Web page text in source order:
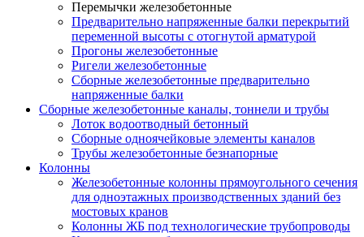
Перемычки железобетонные
Предварительно напряженные балки перекрытий
переменной высоты с отогнутой арматурой
Прогоны железобетонные
Ригели железобетонные
Сборные железобетонные предварительно
напряженные балки
Сборные железобетонные каналы, тоннели и трубы
Лоток водоотводный бетонный
Сборные одноячейковые элементы каналов
Трубы железобетонные безнапорные
Колонны
Железобетонные колонны прямоугольного сечения
для одноэтажных производственных зданий без
мостовых кранов
Колонны ЖБ под технологические трубопроводы